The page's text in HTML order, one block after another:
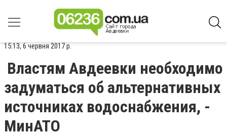
15:13, 6 червня 2017 р.
Властям Авдеевки необходимо
задуматься об альтернативных
источниках водоснабжения, -
МинАТО